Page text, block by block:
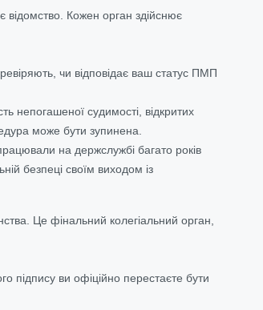
Кожен орган здійснює
чи відповідає ваш статус ПМП
непогашеної судимості, відкритих
може бути зупинена.
на держслужбі багато років
безпеці своїм виходом із
Це фінальний колегіальний орган,
підпису ви офіційно перестаєте бути